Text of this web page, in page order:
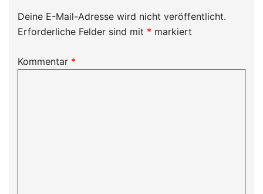
Deine E-Mail-Adresse wird nicht veröffentlicht.
Erforderliche Felder sind mit * markiert
Kommentar *